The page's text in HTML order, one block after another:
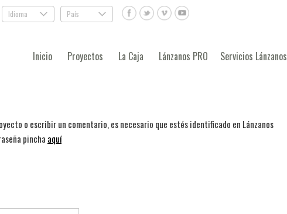
Idioma . País .
Inicio Proyectos La Caja Lánzanos PRO Servicios Lánzanos
o escribir un comentario, es necesario que estés identificado en Lánzanos
pincha aquí